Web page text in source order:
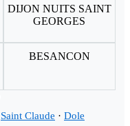
DIJON NUITS SAINT
GEORGES
BESANCON
Saint Claude · Dole